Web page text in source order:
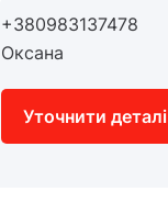
+380983137478
Оксана
Уточнити деталі